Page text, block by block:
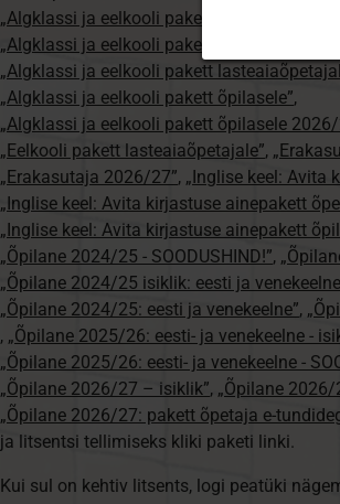
„Algklassi ja eelkooli pakett erakasutajale”
„Algklassi ja eelkooli pakett erakasutajale
„Algklassi ja eelkooli pakett
„Algklassi ja eelkooli pakett õpilasele”,
„Algklassi ja eelkooli pakett õpilasele 2026/
„Eelkooli pakett lasteaiaõpetajale”,
„Erakasutaja 2026/27”, „Inglise keel: Avita
„Inglise keel: Avita kirjastuse ainepakett
„Inglise keel: Avita kirjastuse ainepakett
„Õpilane 2024/25 - SOODUSHIND!”,
„Õpilane 2024/25 isiklik: eesti ja
„Õpilane 2024/25: eesti ja venekeelne”,
, „Õpilane 2025/26: eesti- ja venekeelne -
„Õpilane 2025/26: eesti- ja venekeelne -
„Õpilane 2026/27 – isiklik”, „Õpilane 2026/
„Õpilane 2026/27: pakett õpetaja e-
ja litsentsi tellimiseks kliki paketi linki.
Kui sul on kehtiv litsents, logi peatüki